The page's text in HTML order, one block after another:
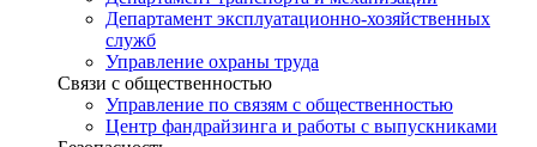
Департамент эксплуатационно-хозяйственных
служб
Управление охраны труда
Связи с общественностью
Управление по связям с общественностью
Центр фандрайзинга и работы с выпускниками